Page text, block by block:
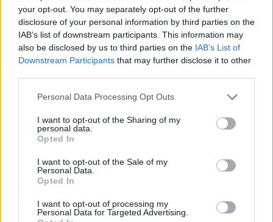
your opt-out. You may separately opt-out of the further
disclosure of your personal information by third parties on the
IAB’s list of downstream participants. This information may
also be disclosed by us to third parties on the IAB’s List of
Downstream Participants that may further disclose it to other
Personal Data Processing Opt Outs
I want to opt-out of the Sharing of my
personal data.
Opted In
I want to opt-out of the Sale of my
Personal Data.
Opted In
I want to opt-out of processing my
Personal Data for Targeted Advertising.
puede triunfar si se capta la esencia, y
Cyberpunk: Edgerunners logró resucitar el
reto distinto: no hay mundo abierto ni tramas
secundarias, solo un hombre contra un
ejército de demonios